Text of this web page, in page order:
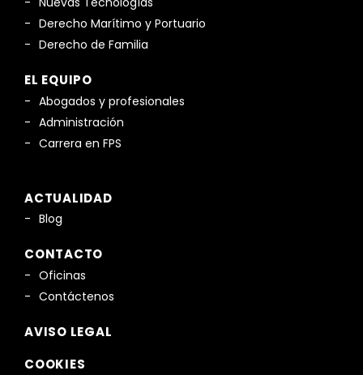
Derecho Marítimo y Portuario
Derecho de Familia
EL EQUIPO
Abogados y profesionales
Administración
Carrera en FPS
ACTUALIDAD
Blog
CONTACTO
Oficinas
Contáctenos
AVISO LEGAL
COOKIES